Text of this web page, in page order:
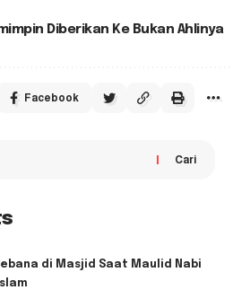
Diberikan Ke Bukan Ahlinya
Facebook
Cari
di Masjid Saat Maulid Nabi